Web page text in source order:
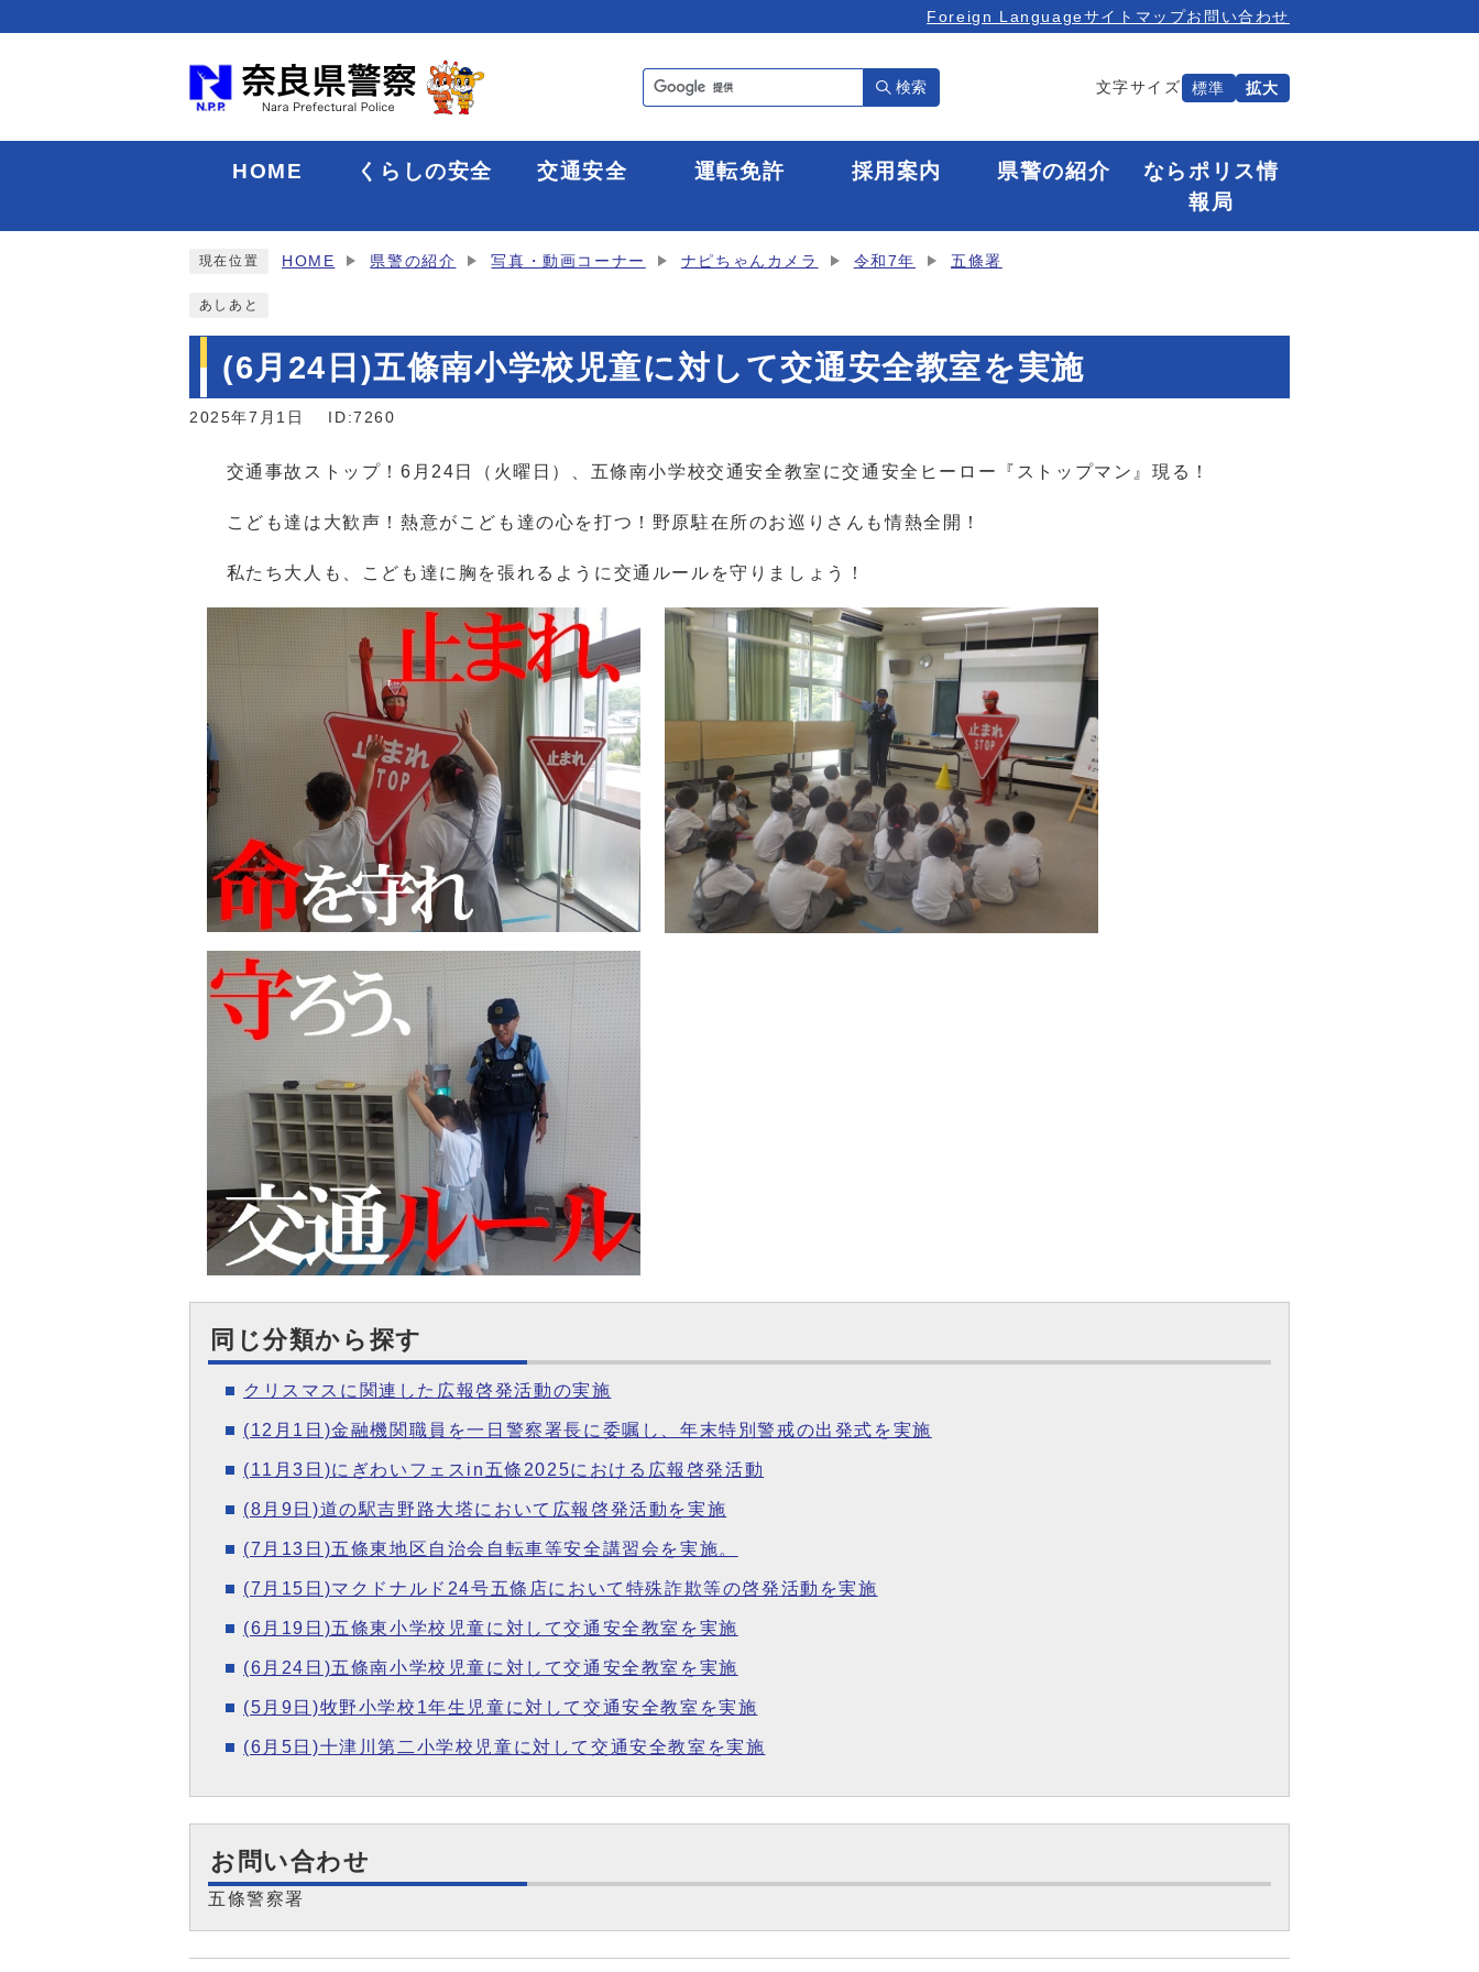
Foreign Languageサイトマップお問い合わせ
検索 文字サイズ 標準 拡大
HOME くらしの安全 交通安全 運転免許 採用案内 県警の紹介
ならポリス情
報局
現在位置 HOME 県警の紹介 写真・動画コーナー ナピちゃんカメラ 令和7年 五條署
あしあと
(6月24日)五條南小学校児童に対して交通安全教室を実施
2025年7月1日 ID:7260
交通事故ストップ！6月24日（火曜日）、五條南小学校交通安全教室に交通安全ヒーロー『ストップマン』現る！
こども達は大歓声！熱意がこども達の心を打つ！野原駐在所のお巡りさんも情熱全開！
私たち大人も、こども達に胸を張れるように交通ルールを守りましょう！
同じ分類から探す
クリスマスに関連した広報啓発活動の実施
(12月1日)金融機関職員を一日警察署長に委嘱し、年末特別警戒の出発式を実施
(11月3日)にぎわいフェスin五條2025における広報啓発活動
(8月9日)道の駅吉野路大塔において広報啓発活動を実施
(7月13日)五條東地区自治会自転車等安全講習会を実施。
(7月15日)マクドナルド24号五條店において特殊詐欺等の啓発活動を実施
(6月19日)五條東小学校児童に対して交通安全教室を実施
(6月24日)五條南小学校児童に対して交通安全教室を実施
(5月9日)牧野小学校1年生児童に対して交通安全教室を実施
(6月5日)十津川第二小学校児童に対して交通安全教室を実施
お問い合わせ
五條警察署